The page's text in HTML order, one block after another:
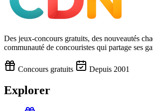
Des jeux-concours gratuits, des nouveautés
communauté de concouristes qui partage ses
Concours gratuits Depuis 2001
Explorer